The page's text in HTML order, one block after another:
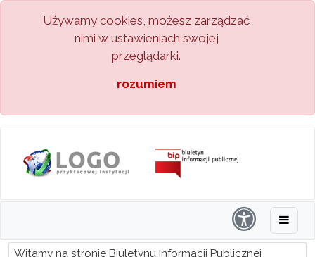
Używamy cookies, możesz zarządzać
nimi w ustawieniach swojej
przeglądarki.
rozumiem
Witamy na stronie Biuletynu Informacji Publicznej